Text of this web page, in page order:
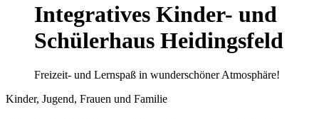
Integratives Kinder- und
Schülerhaus Heidingsfeld
Freizeit- und Lernspaß in wunderschöner Atmosphäre!
Kinder, Jugend, Frauen und Familie